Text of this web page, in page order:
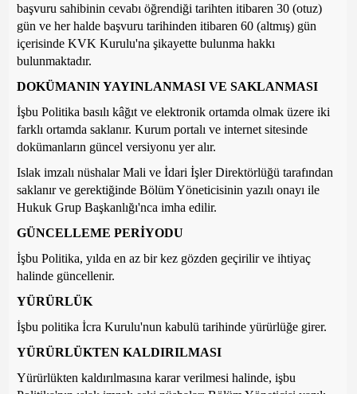
başvuru sahibinin cevabı öğrendiği tarihten itibaren 30 (otuz)
gün ve her halde başvuru tarihinden itibaren 60 (altmış) gün
içerisinde KVK Kurulu'na şikayette bulunma hakkı
bulunmaktadır.
DOKÜMANIN YAYINLANMASI VE SAKLANMASI
İşbu Politika basılı kâğıt ve elektronik ortamda olmak üzere iki
farklı ortamda saklanır. Kurum portalı ve internet sitesinde
dokümanların güncel versiyonu yer alır.
Islak imzalı nüshalar Mali ve İdari İşler Direktörlüğü tarafından
saklanır ve gerektiğinde Bölüm Yöneticisinin yazılı onayı ile
Hukuk Grup Başkanlığı'nca imha edilir.
GÜNCELLEME PERİYODU
İşbu Politika, yılda en az bir kez gözden geçirilir ve ihtiyaç
halinde güncellenir.
YÜRÜRLÜK
İşbu politika İcra Kurulu'nun kabulü tarihinde yürürlüğe girer.
YÜRÜRLÜKTEN KALDIRILMASI
Yürürlükten kaldırılmasına karar verilmesi halinde, işbu